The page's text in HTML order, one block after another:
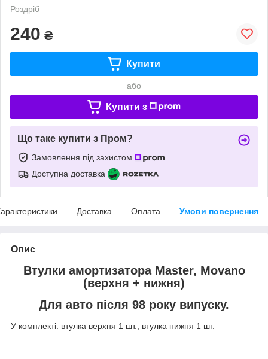
Роздріб
240 ₴
Купити
або
Купити з
Що таке купити з Пром?
Замовлення під захистом
Доступна доставка
Доставка Оплата Умови повернення
Опис
Втулки амортизатора Master, Movano
(верхня + нижня)
Для авто після 98 року випуску.
У комплекті: втулка верхня 1 шт., втулка нижня 1 шт.